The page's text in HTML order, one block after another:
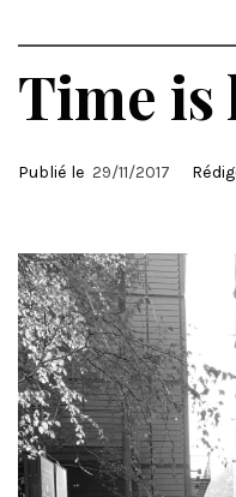
Time
Publié le 29/11/2017